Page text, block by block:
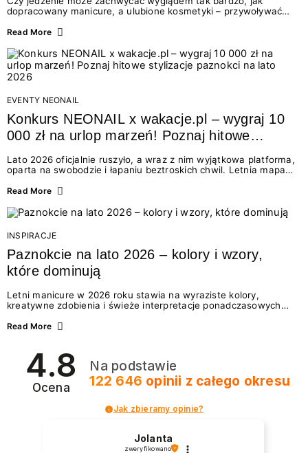
dopracowany manicure, a ulubione kosmetyki – przywoływać
świata beauty i oszałamiających deserów to coś więcej niż
zmysłami: przez soczysty kolor, aksamitną teksturę,
orzeźwiający zapach i słodki akcent na podniebieniu. Tego lata
NEONAIL łączy siły z marką Willisch, tworząc unikalny projekt
na styku jedzenia i piękna....
Read More
EVENTY NEONAIL
Konkurs NEONAIL x wakacje.pl – wygraj 10
000 zł na urlop marzeń! Poznaj hitowe
Lato 2026 oficjalnie ruszyło, a wraz z nim wyjątkowa platforma,
oparta na swobodzie i łapaniu beztroskich chwil. Letnia mapa
doświadczenia wakacji – od spontanicznych wyjazdów, przez
Motywem przewodnim jest eksplorowanie i kolekcjonowanie
letnich momentów. Z tej okazji przygotowaliśmy coś absolutnie
wyjątkowego: wielki konkurs z wakacje.pl oraz dawkę
najgorętszych trendów w...
Read More
INSPIRACJE
Paznokcie na lato 2026 – kolory i wzory,
które dominują
Letni manicure w 2026 roku stawia na wyraziste kolory,
kreatywne zdobienia i świeże interpretacje ponadczasowych
zarówno energetycznych odcieni inspirowanych wakacjami, jak
2026? Znajdź inspirację dla swojego manicure!
Read More
4.8
Ocena
Na podstawie
122 646 opinii z całego okresu
Jak zbieramy opinie?
Jolanta
zweryfikowano